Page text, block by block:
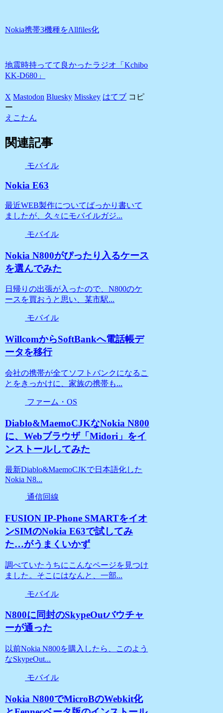
Nokia携帯3機種をAllfiles化
地震時持ってて良かったラジオ「Kchibo
KK-D680」
X Mastodon Bluesky Misskey はてブ コピ
ー
えこたん
関連記事
モバイル
Nokia E63
最近WEB製作についてばっかり書いて
ましたが、久々にモバイルガジ...
モバイル
Nokia N800がぴったり入るケース
を選んでみた
日帰りの出張が入ったので、N800のケ
ースを買おうと思い、某市駅...
モバイル
WillcomからSoftBankへ電話帳デ
ータを移行
会社の携帯が全てソフトバンクになるこ
とをきっかけに、家族の携帯も...
ファーム・OS
Diablo&MaemoCJKなNokia N800
に、Webブラウザ「Midori」をイ
ンストールしてみた
最新Diablo&MaemoCJKで日本語化した
Nokia N8...
通信回線
FUSION IP-Phone SMARTをイオ
ンSIMのNokia E63で試してみ
た…がうまくいかず
調べていたうちにこんなページを見つけ
ました。そこにはなんと、一部...
モバイル
N800に同封のSkypeOutバウチャ
ーが通った
以前Nokia N800を購入したら、このよう
なSkypeOut...
モバイル
Nokia N800でMicroBのWebkit化